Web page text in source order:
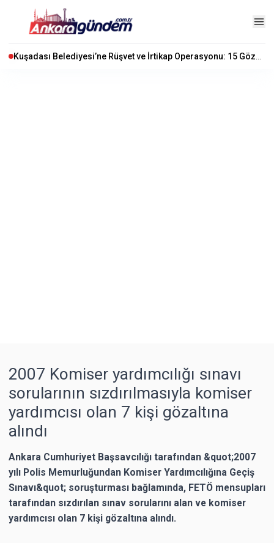
2007 Komiser yardımcılığı sınavı
sorularının sızdırılmasıyla komiser
yardımcısı olan 7 kişi gözaltına
alındı
Ankara Cumhuriyet Başsavcılığı tarafından &quot;2007
yılı Polis Memurluğundan Komiser Yardımcılığına Geçiş
Sınavı&quot; soruşturması bağlamında, FETÖ mensupları
tarafından sızdırılan sınav sorularını alan ve komiser
yardımcısı olan 7 kişi gözaltına alındı.